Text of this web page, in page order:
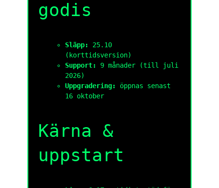
godis
Släpp:
25.10
(korttidsversion)
Support:
9 månader (till juli
2026)
Uppgradering:
öppnas senast
16 oktober
Kärna &
uppstart